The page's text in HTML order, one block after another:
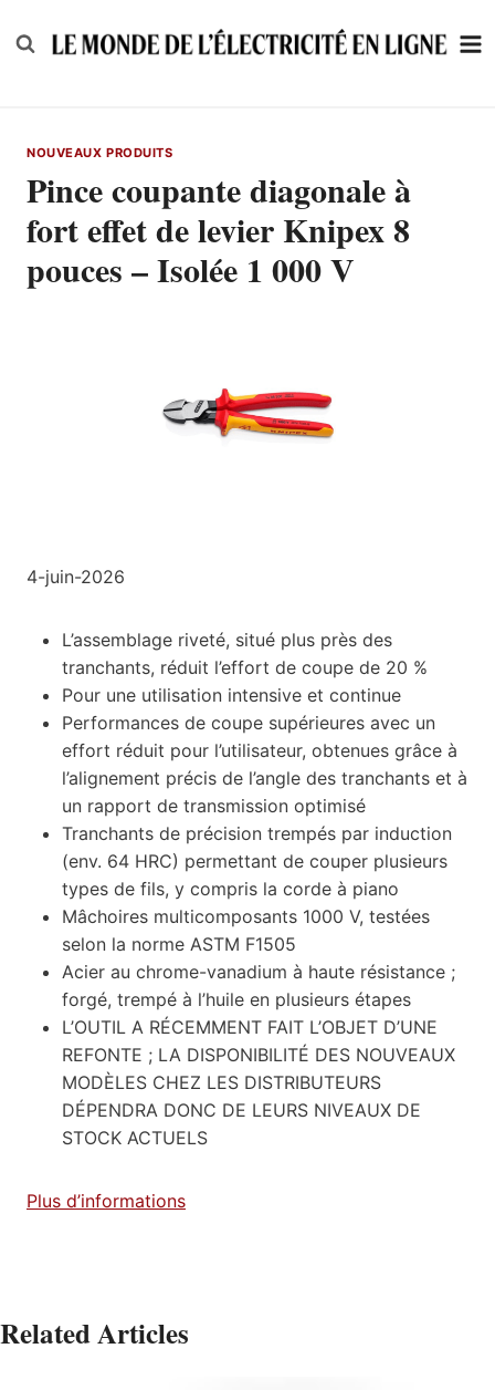
to
NOUVEAUX PRODUITS
Pince coupante diagonale à
fort effet de levier Knipex 8
pouces – Isolée 1 000 V
4-juin-2026
L’assemblage riveté, situé plus près des
tranchants, réduit l’effort de coupe de 20 %
Pour une utilisation intensive et continue
Performances de coupe supérieures avec un
effort réduit pour l’utilisateur, obtenues grâce à
l’alignement précis de l’angle des tranchants et à
un rapport de transmission optimisé
Tranchants de précision trempés par induction
(env. 64 HRC) permettant de couper plusieurs
types de fils, y compris la corde à piano
Mâchoires multicomposants 1000 V, testées
selon la norme ASTM F1505
Acier au chrome-vanadium à haute résistance ;
forgé, trempé à l’huile en plusieurs étapes
L’OUTIL A RÉCEMMENT FAIT L’OBJET D’UNE
REFONTE ; LA DISPONIBILITÉ DES NOUVEAUX
MODÈLES CHEZ LES DISTRIBUTEURS
DÉPENDRA DONC DE LEURS NIVEAUX DE
STOCK ACTUELS
Plus d’informations
Related Articles